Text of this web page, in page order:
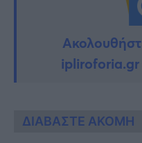
ipliroforia.gr
ΔΙΑΒΑΣΤΕ ΑΚΟΜΗ